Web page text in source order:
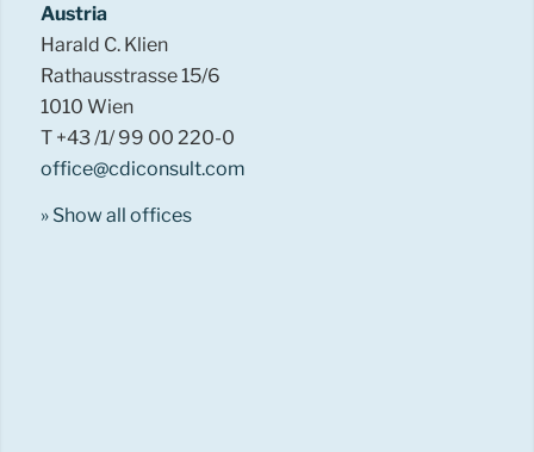
Austria
Harald C. Klien
Rathausstrasse 15/6
1010 Wien
T +43 /1/ 99 00 220-0
office@cdiconsult.com
» Show all offices